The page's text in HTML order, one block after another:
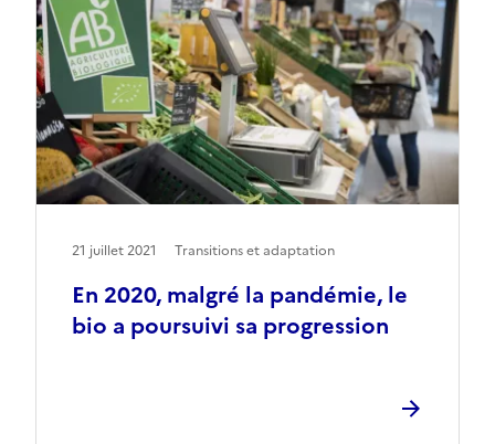
En 2020, malgré la pandémie, le
bio a poursuivi sa progression
21 juillet 2021 Transitions et adaptation